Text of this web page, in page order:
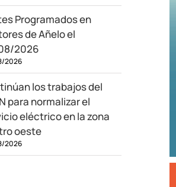
Programados en
de Añelo el
2026
2026
los trabajos del
para normalizar el
eléctrico en la zona
oeste
2026